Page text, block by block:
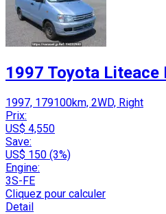
1997 Toyota Liteace
1997, 179100km, 2WD, Right
Prix:
US$ 4,550
Save:
US$ 150 (3%)
Engine:
3S-FE
Cliquez pour calculer
Detail